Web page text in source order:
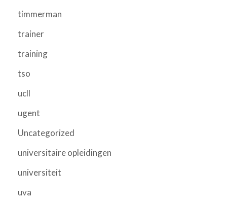
timmerman
trainer
training
tso
ucll
ugent
Uncategorized
universitaire opleidingen
universiteit
uva